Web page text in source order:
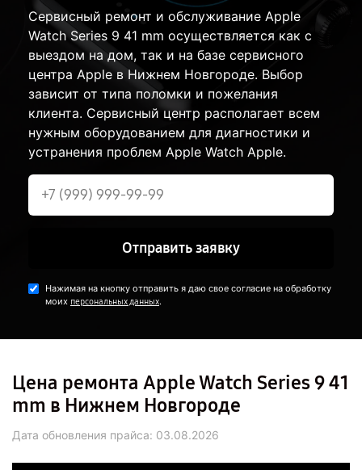
Сервисный ремонт и обслуживание Apple
Watch Series 9 41 mm осуществляется как с
выездом на дом, так и на базе сервисного
центра Apple в Нижнем Новгороде. Выбор
зависит от типа поломки и пожелания
клиента. Сервисный центр располагает всем
нужным оборудованием для диагностики и
устранения проблем Apple Watch Apple.
Отправить заявку
Нажимая на кнопку отправить я даю свое согласие на обработку
моих персональных данных.
Цена ремонта Apple Watch Series 9 41
mm в Нижнем Новгороде
Дата обновления прайса: 03.08.2026